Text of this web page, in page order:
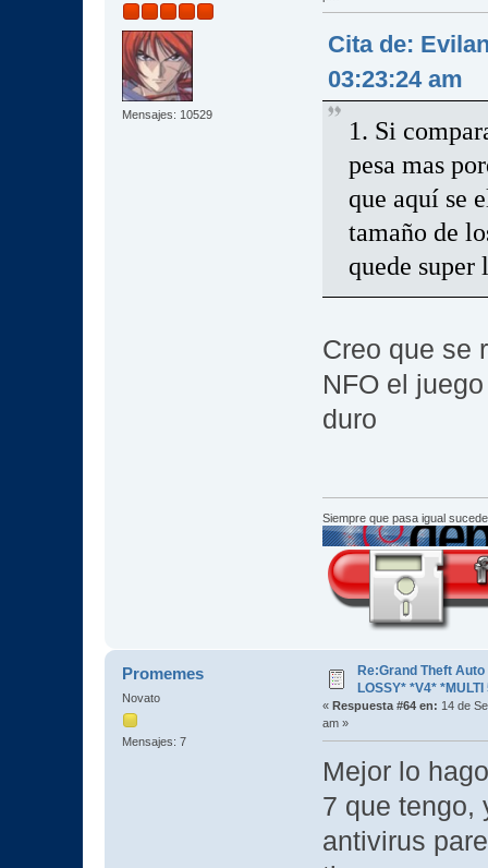
Mensajes: 10529
Cita de:
03:23:24 am
1. Si
pesa mas
que aquí se
tamaño de
quede super
Creo que se
NFO el
duro
Siempre que pasa igual
Promemes
Novato
Mensajes: 7
Re:Grand Theft
LOSSY* *V4*
« Respuesta #64 en: 14 de
am »
Mejor lo
7 que tengo,
antivirus